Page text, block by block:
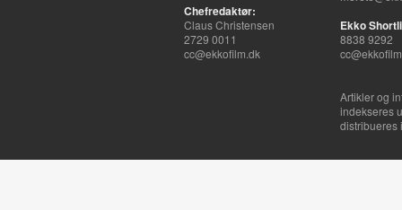
Chefredaktør:
Claus Christensen
2729 0011
cc@ekkofilm.dk
Ekko
8838 9292
Artikler og
indekseres
distribueres